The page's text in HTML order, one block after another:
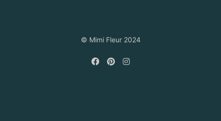
© Mimi Fleur 2024